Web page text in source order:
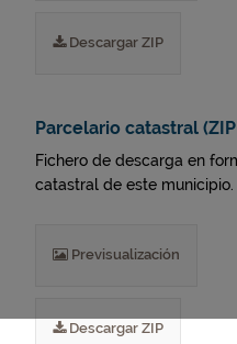
Descargar ZIP
Parcelario catastral
Fichero de descarga en
catastral de este municipio.
Previsualización
Descargar ZIP